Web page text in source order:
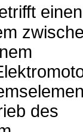
einen
des